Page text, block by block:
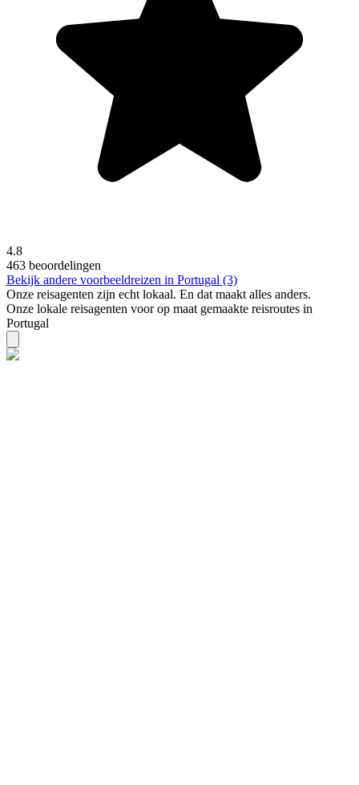
4.8
463 beoordelingen
Bekijk andere voorbeeldreizen in Portugal (3)
Onze reisagenten zijn echt lokaal. En dat maakt alles anders.
Onze lokale reisagenten voor op maat gemaakte reisroutes in
Portugal